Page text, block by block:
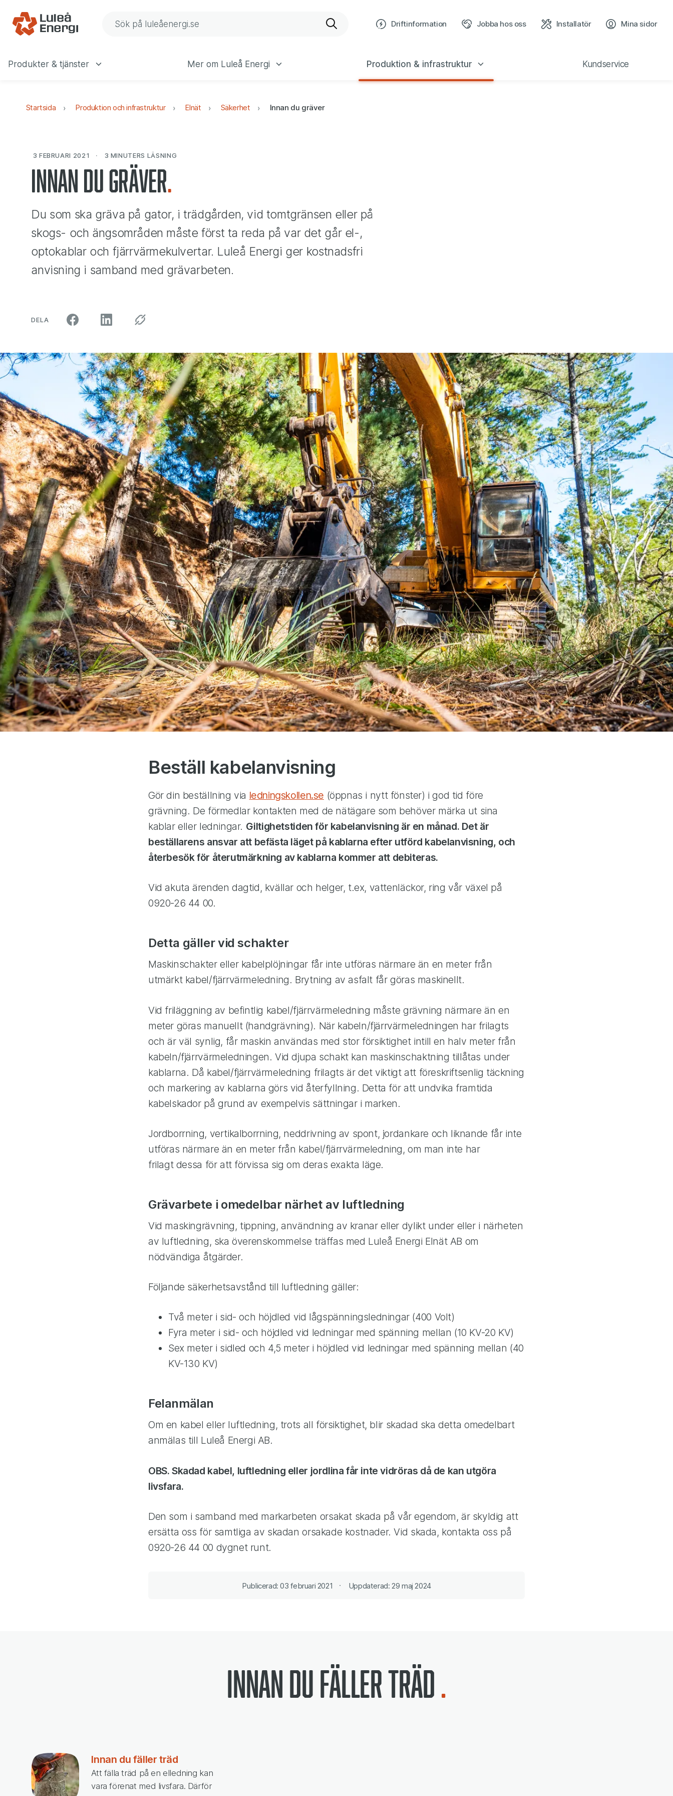
Gå till navigering
Gå till innehåll Sök på Luleå Energis webbplats Driftinformation Jobba hos oss Installatör
Mina sidor
Huvudmeny
Produkter & tjänster Mer om Luleå Energi Produktion & infrastruktur Kundservice
Startsida Produktion och infrastruktur Elnät Säkerhet Innan du gräver
3 FEBRUARI 2021 3 MINUTERS LÄSNING
Innan du gräver
Du som ska gräva på gator, i trädgården, vid tomtgränsen eller på
skogs- och ängsområden måste först ta reda på var det går el-,
optokablar och fjärrvärmekulvertar. Luleå Energi ger kostnadsfri
anvisning i samband med grävarbeten.
DELA ARTIKELN PÅ SOCIALA MEDIER"
Beställ kabelanvisning
Gör din beställning via ledningskollen.se (öppnas i nytt fönster) i god tid före
grävning. De förmedlar kontakten med de nätägare som behöver märka ut sina
kablar eller ledningar. Giltighetstiden för kabelanvisning är en månad. Det är
beställarens ansvar att befästa läget på kablarna efter utförd kabelanvisning, och
återbesök för återutmärkning av kablarna kommer att debiteras.
Vid akuta ärenden dagtid, kvällar och helger, t.ex, vattenläckor, ring vår växel på
0920-26 44 00.
Detta gäller vid schakter
Maskinschakter eller kabelplöjningar får inte utföras närmare än en meter från
utmärkt kabel/fjärrvärmeledning. Brytning av asfalt får göras maskinellt.
Vid friläggning av befintlig kabel/fjärrvärmeledning måste grävning närmare än en
meter göras manuellt (handgrävning). När kabeln/fjärrvärmeledningen har frilagts
och är väl synlig, får maskin användas med stor försiktighet intill en halv meter från
kabeln/fjärrvärmeledningen. Vid djupa schakt kan maskinschaktning tillåtas under
kablarna. Då kabel/fjärrvärmeledning frilagts är det viktigt att föreskriftsenlig täckning
och markering av kablarna görs vid återfyllning. Detta för att undvika framtida
kabelskador på grund av exempelvis sättningar i marken.
Jordborrning, vertikalborrning, neddrivning av spont, jordankare och liknande får inte
utföras närmare än en meter från kabel/fjärrvärmeledning, om man inte har
frilagt dessa för att förvissa sig om deras exakta läge.
Grävarbete i omedelbar närhet av luftledning
Vid maskingrävning, tippning, användning av kranar eller dylikt under eller i närheten
av luftledning, ska överenskommelse träffas med Luleå Energi Elnät AB om
nödvändiga åtgärder.
Följande säkerhetsavstånd till luftledning gäller:
Två meter i sid- och höjdled vid lågspänningsledningar (400 Volt)
Fyra meter i sid- och höjdled vid ledningar med spänning mellan (10 KV-20 KV)
Sex meter i sidled och 4,5 meter i höjdled vid ledningar med spänning mellan (40
KV-130 KV)
Felanmälan
Om en kabel eller luftledning, trots all försiktighet, blir skadad ska detta omedelbart
anmälas till Luleå Energi AB.
OBS. Skadad kabel, luftledning eller jordlina får inte vidröras då de kan utgöra
livsfara.
Den som i samband med markarbeten orsakat skada på vår egendom, är skyldig att
ersätta oss för samtliga av skadan orsakade kostnader. Vid skada, kontakta oss på
0920-26 44 00 dygnet runt.
Publicerad: 03 februari 2021 Uppdaterad: 29 maj 2024
Innan du fäller träd
Innan du fäller träd
Att fälla träd på en elledning kan
vara förenat med livsfara. Därför